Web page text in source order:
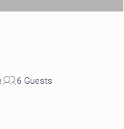
6 Guests